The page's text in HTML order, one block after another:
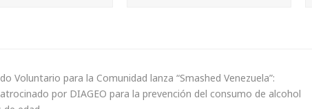
Voluntario para la Comunidad lanza “Smashed Venezuela”:
por DIAGEO para la prevención del consumo de alcohol